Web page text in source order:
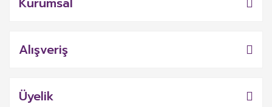
Alışveriş
Üyelik